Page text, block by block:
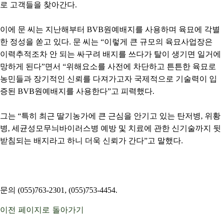
로 고객들을 찾아간다.
이에 문 씨는 지난해부터 BVB원예배지를 사용하며 육묘에 각별
한 정성을 쏟고 있다. 문 씨는 “이렇게 큰 규모의 육묘사업장은
이력추적조차 안 되는 싸구려 배지를 쓰다가 탈이 생기면 일거에
망하게 된다”면서 “위해요소를 사전에 차단하고 튼튼한 육묘로
농민들과 장기적인 신뢰를 다져가고자 국제적으로 기술력이 입
증된 BVB원예배지를 사용한다”고 피력했다.
그는 “특히 최근 딸기농가에 큰 근심을 안기고 있는 탄저병, 위황
병, 세균성모무늬바이러스병 예방 및 치료에 관한 신기술까지 뒷
받침되는 배지라고 하니 더욱 신뢰가 간다”고 말했다.
문의 (055)763-2301, (055)753-4454.
이전 페이지로 돌아가기